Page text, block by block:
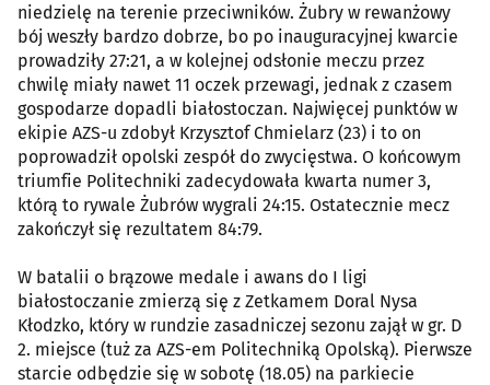
niedzielę na terenie przeciwników. Żubry w rewanżowy
bój weszły bardzo dobrze, bo po inauguracyjnej kwarcie
prowadziły 27:21, a w kolejnej odsłonie meczu przez
chwilę miały nawet 11 oczek przewagi, jednak z czasem
gospodarze dopadli białostoczan. Najwięcej punktów w
ekipie AZS-u zdobył Krzysztof Chmielarz (23) i to on
poprowadził opolski zespół do zwycięstwa. O końcowym
triumfie Politechniki zadecydowała kwarta numer 3,
którą to rywale Żubrów wygrali 24:15. Ostatecznie mecz
zakończył się rezultatem 84:79.
W batalii o brązowe medale i awans do I ligi
białostoczanie zmierzą się z Zetkamem Doral Nysa
Kłodzko, który w rundzie zasadniczej sezonu zajął w gr. D
2. miejsce (tuż za AZS-em Politechniką Opolską). Pierwsze
starcie odbędzie się w sobotę (18.05) na parkiecie